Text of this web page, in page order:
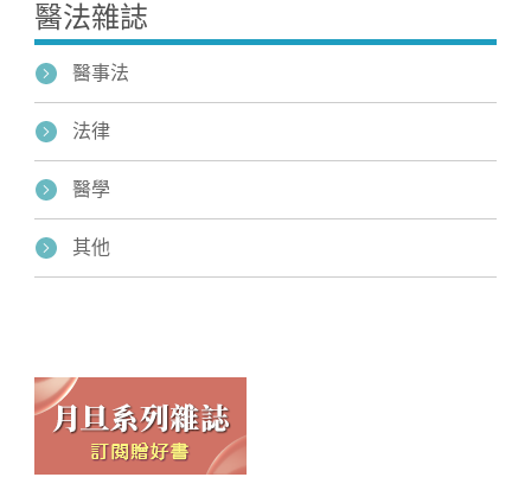
醫法雜誌
醫事法
法律
醫學
其他